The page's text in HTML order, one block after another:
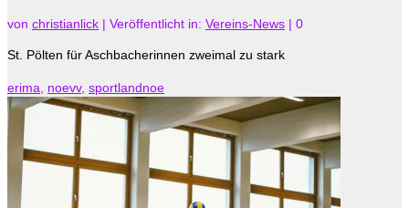
von christianlick | Veröffentlicht in: Vereins-News | 0
St. Pölten für Aschbacherinnen zweimal zu stark
erima noevv, sportlandnoe